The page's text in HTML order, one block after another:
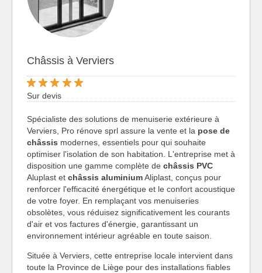
Châssis à Verviers
Sur devis
Spécialiste des solutions de menuiserie extérieure à
Verviers, Pro rénove sprl assure la vente et la pose de
châssis modernes, essentiels pour qui souhaite
optimiser l'isolation de son habitation. L'entreprise met à
disposition une gamme complète de châssis PVC
Aluplast et châssis aluminiumAliplast, conçus pour
renforcer l'efficacité énergétique et le confort acoustique
de votre foyer. En remplaçant vos menuiseries
obsolètes, vous réduisez significativement les courants
d'air et vos factures d'énergie, garantissant un
environnement intérieur agréable en toute saison.
Située à Verviers, cette entreprise locale intervient dans
toute la Province de Liège pour des installations fiables